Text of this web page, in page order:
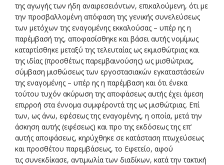
της αγωγής των ήδη αναιρεσειόντων, επικαλούμενη, ότι με
την προσβαλλομένη απόφαση της γενικής συνελεύσεως
των μετόχων της εναγομένης εκκαλούσας – υπέρ ης η
παρέμβασή της, αποφασίσθηκε και βάσει αυτής νομίμως
καταρτίσθηκε μεταξύ της τελευταίας ως εκμισθώτριας και
της ιδίας (προσθέτως παρεμβαινούσης) ως μισθώτριας,
σύμβαση μισθώσεως των εργοστασιακών εγκαταστάσεών
της εναγομένης – υπέρ ης η παρέμβαση και ότι ένεκα
τούτου τυχόν ακύρωση της αποφάσεως αυτής έχει άμεση
επιρροή στα έννομα συμφέροντά της ως μισθώτριας. Επί
των, ως άνω, εφέσεως της εναγομένης, η οποία, μετά την
άσκηση αυτής (εφέσεως) και προ της εκδόσεως της επ’
αυτής αποφάσεως, κηρύχθηκε σε κατάσταση πτωχεύσεως
και προσθέτου παρεμβάσεως, το Εφετείο, αφού
τις συνεκδίκασε, αντιμωλία των διαδίκων, κατά την τακτική